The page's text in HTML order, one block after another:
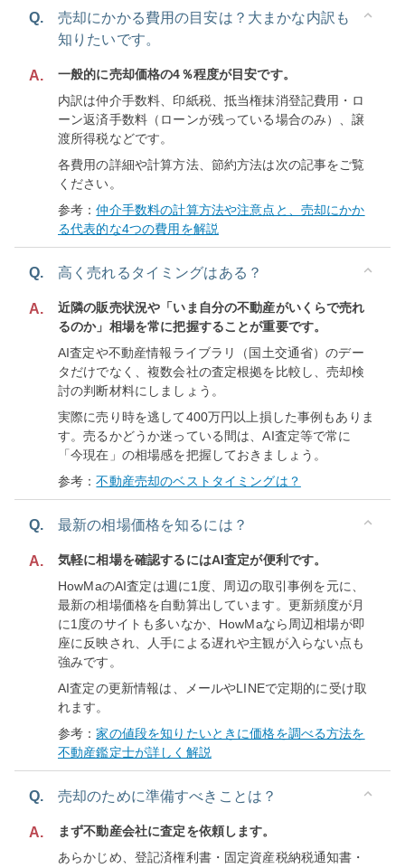
Q.
売却にかかる費用の目安は？大まかな内訳も
知りたいです。
A.
一般的に売却価格の4％程度が目安です。
内訳は仲介手数料、印紙税、抵当権抹消登記費用・ロ
ーン返済手数料（ローンが残っている場合のみ）、譲
渡所得税などです。
各費用の詳細や計算方法、節約方法は次の記事をご覧
ください。
参考：仲介手数料の計算方法や注意点と、売却にかか
る代表的な4つの費用を解説
Q. 高く売れるタイミングはある？
A.
近隣の販売状況や「いま自分の不動産がいくらで売れ
るのか」相場を常に把握することが重要です。
AI査定や不動産情報ライブラリ（国土交通省）のデー
タだけでなく、複数会社の査定根拠を比較し、売却検
討の判断材料にしましょう。
実際に売り時を逃して400万円以上損した事例もありま
す。売るかどうか迷っている間は、AI査定等で常に
「今現在」の相場感を把握しておきましょう。
参考：不動産売却のベストタイミングは？
Q. 最新の相場価格を知るには？
A.
気軽に相場を確認するにはAI査定が便利です。
HowMaのAI査定は週に1度、周辺の取引事例を元に、
最新の相場価格を自動算出しています。更新頻度が月
に1度のサイトも多いなか、HowMaなら周辺相場が即
座に反映され、人手による遅れや主観が入らない点も
強みです。
AI査定の更新情報は、メールやLINEで定期的に受け取
れます。
参考：家の値段を知りたいときに価格を調べる方法を
不動産鑑定士が詳しく解説
Q. 売却のために準備すべきことは？
A.
まず不動産会社に査定を依頼します。
あらかじめ、登記済権利書・固定資産税納税通知書・